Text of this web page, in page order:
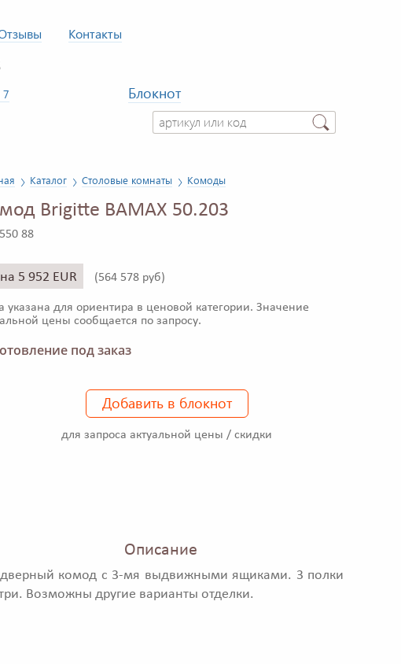
Контакты
7
Блокнот
Каталог Столовые комнаты Комоды
Brigitte BAMAX 50.203
88
5 952 EUR (564 578 руб)
указана для ориентира в ценовой категории. Значение
цены сообщается по запросу.
под заказ
Добавить в блокнот
для запроса актуальной цены / скидки
Описание
комод с 3-мя выдвижными ящиками. 3 полки
Возможны другие варианты отделки.